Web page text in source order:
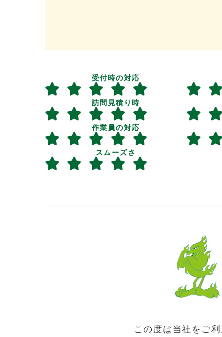
受付時の対応
訪問見積り時
作業員の対応
スムーズさ
この度は当社をご利